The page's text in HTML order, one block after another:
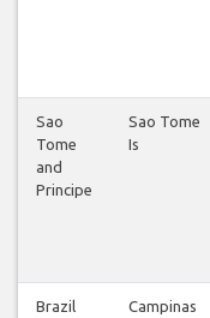
Sao
Tome
and
Principe
Sao Tome
Is
Brazil Campinas